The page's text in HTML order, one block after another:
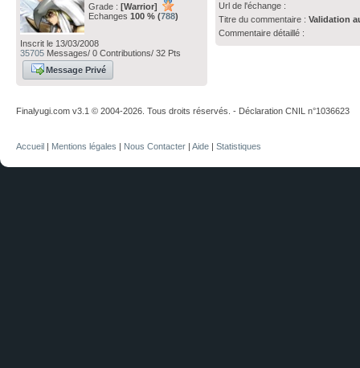
Grade : [Warrior]
Echanges 100 % (788)
Inscrit le 13/03/2008
35705 Messages/ 0 Contributions/ 32 Pts
Message Privé
Url de l'échange :
Titre du commentaire :Validation
Commentaire détaillé :
Finalyugi.com v3.1 © 2004-2026. Tous droits réservés. - Déclaration CNIL n°1036623
Accueil | Mentions légales | Nous Contacter | Aide | Statistiques